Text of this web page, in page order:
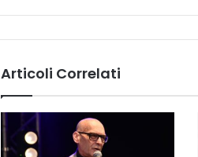
r
d
u
t
Articoli Correlati